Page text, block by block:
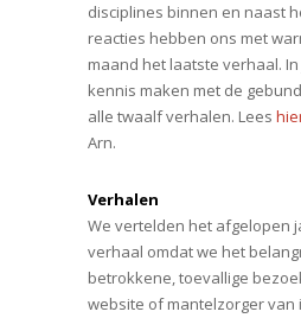
disciplines binnen en naast
reacties hebben ons met
maand het laatste verhaal.
kennis maken met de
alle twaalf verhalen. Lees
Arn.
Verhalen
We vertelden het afgelopen
verhaal omdat we het
betrokkene, toevallige
website of mantelzorger van